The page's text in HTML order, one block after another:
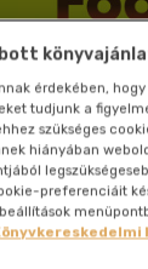
érdekében,
tudjunk a
szükséges
hiányában
preferenciáit